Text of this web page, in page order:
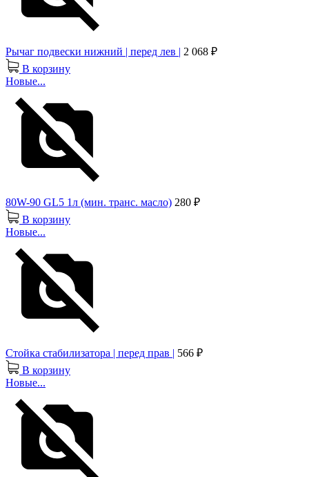
Рычаг подвески нижний | перед лев | 2 068 ₽
В корзину
Новые...
80W-90 GL5 1л (мин. транс. масло) 280 ₽
В корзину
Новые...
Стойка стабилизатора | перед прав | 566 ₽
В корзину
Новые...